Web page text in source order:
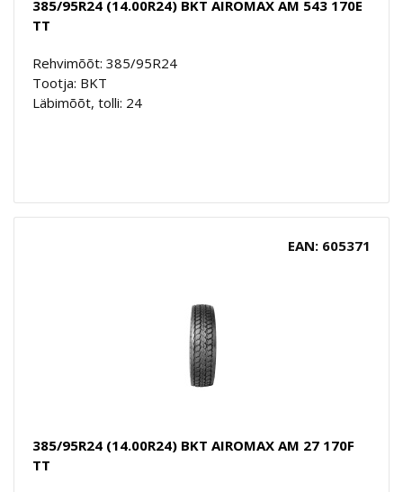
385/95R24 (14.00R24) BKT AIROMAX AM 543 170E
TT
Rehvimõõt: 385/95R24
Tootja: BKT
Läbimõõt, tolli: 24
EAN: 605371
385/95R24 (14.00R24) BKT AIROMAX AM 27 170F
TT